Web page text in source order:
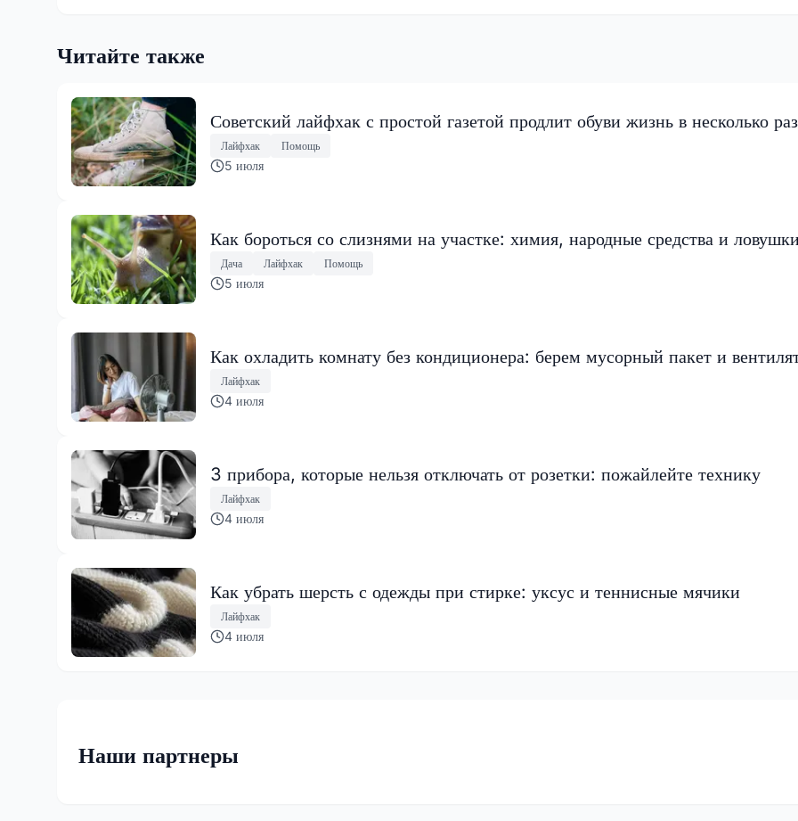
Читайте также
Советский лайфхак с простой газетой продлит обуви жизнь в несколько раз
Лайфхак Помощь
5 июля
Как бороться со слизнями на участке: химия, народные средства и
Дача Лайфхак Помощь
5 июля
Как охладить комнату без кондиционера: берем мусорный пакет и
Лайфхак
4 июля
3 прибора, которые нельзя отключать от розетки: пожайлейте технику
Лайфхак
4 июля
Как убрать шерсть с одежды при стирке: уксус и теннисные мячики
Лайфхак
4 июля
Наши партнеры